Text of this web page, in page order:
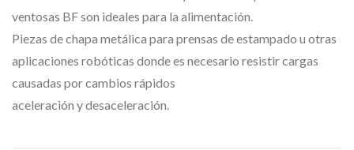
ventosas BF son ideales para la alimentación.
Piezas de chapa metálica para prensas de estampado u otras
aplicaciones robóticas donde es necesario resistir cargas
causadas por cambios rápidos
aceleración y desaceleración.